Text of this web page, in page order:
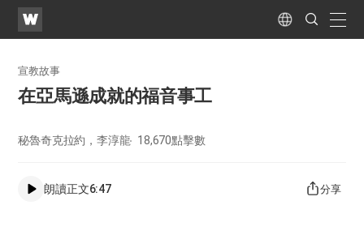
WATV
Language
Search
Submit
宣教故事
在亞馬遜成就的福音事工
秘魯奇克拉約，李淳龍 18,670點擊數
朗讀正文6:47 分享